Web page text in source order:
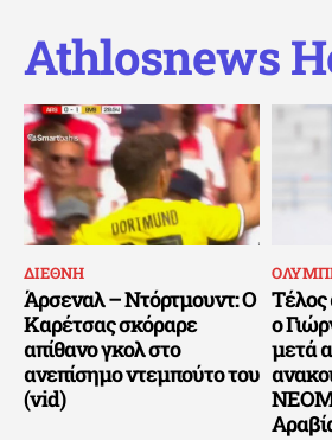
Athlosnews
ΔΙΕΘΝΗ
Άρσεναλ – Ντόρτμουντ: Ο
Καρέτσας σκόραρε
απίθανο γκολ στο
ανεπίσημο ντεμπούτο του
(vid)
Τέλος
ο
μετά
ΝΕΟΜ